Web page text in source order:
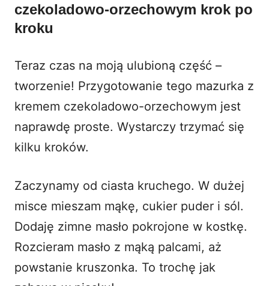
czekoladowo-orzechowym krok po
kroku
Teraz czas na moją ulubioną część –
tworzenie! Przygotowanie tego mazurka z
kremem czekoladowo-orzechowym jest
naprawdę proste. Wystarczy trzymać się
kilku kroków.
Zaczynamy od ciasta kruchego. W dużej
misce mieszam mąkę, cukier puder i sól.
Dodaję zimne masło pokrojone w kostkę.
Rozcieram masło z mąką palcami, aż
powstanie kruszonka. To trochę jak